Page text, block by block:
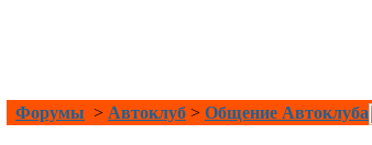
Форумы > Автоклуб > Общение Автоклуба